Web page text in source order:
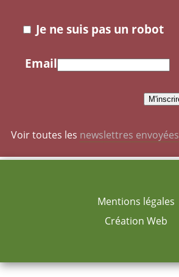
Je ne suis pas un robot
Email
Voir toutes les newslettres envoyées
Mentions légales
Création Web